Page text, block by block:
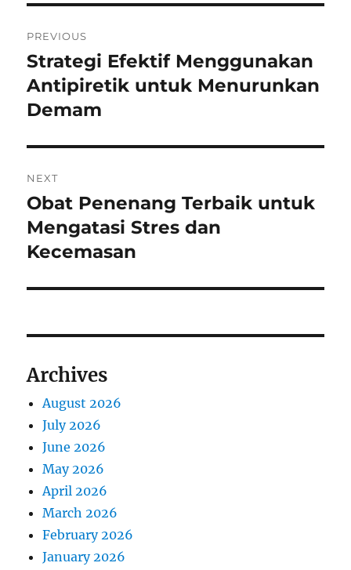
navigation
PREVIOUS
Previous
post:
Strategi Efektif Menggunakan
Antipiretik untuk Menurunkan
Demam
NEXT
Next
post:
Obat Penenang Terbaik untuk
Mengatasi Stres dan
Kecemasan
Archives
August 2026
July 2026
June 2026
May 2026
April 2026
March 2026
February 2026
January 2026